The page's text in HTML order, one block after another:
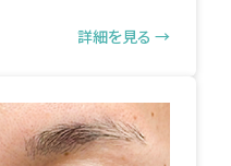
詳細を見る →